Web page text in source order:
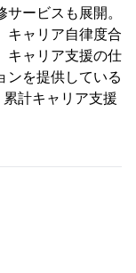
ービスも展開。
キャリア自律度合
キャリア支援の仕
ンを提供している
計キャリア支援